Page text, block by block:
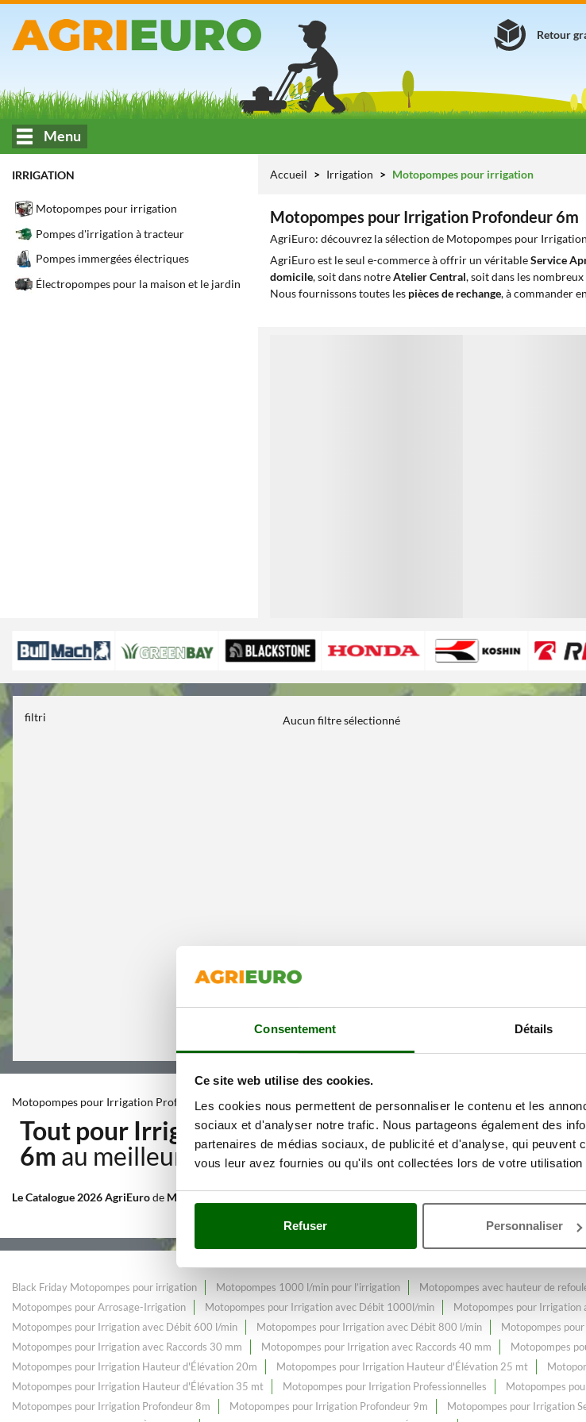
Consentement Détails
Ce site web utilise des cookies.
Les cookies nous permettent de personnaliser le contenu et les
sociaux et d'analyser notre trafic. Nous partageons également des
partenaires de médias sociaux, de publicité et d'analyse, qui
vous leur avez fournies ou qu'ils ont collectées lors de votre
Refuser Personnaliser
Retour
Menu
IRRIGATION
Motopompes pour irrigation
Pompes d'irrigation à tracteur
Pompes immergées électriques
Électropompes pour la maison et le jardin
Accueil Irrigation Motopompes pour irrigation
Motopompes pour Irrigation Profondeur 6m
AgriEuro: découvrez la sélection de Motopompes pour
AgriEuro est le seul e-commerce à offrir un véritableService
domicile, soit dans notreAtelier Central, soit dans les nombreux
Nous fournissons toutes les pièces de rechange, à commander
filtri Aucun filtre sélectionné
Motopompes pour Irrigation Profondeur 6m
Tout pour IrrigationAvec une gamme de plus de
6m au meilleur prix web.
Le Catalogue 2026 AgriEurode Motopompes pour Irrigation Profondeur 6m
Black Friday Motopompes pour irrigation Motopompes 1000 l/min pour l’irrigation Motopompes avec hauteur de
Motopompes pour Arrosage-Irrigation
Motopompes pour Irrigation avec Débit 1000l/min Motopompes pour Irrigation
Motopompes pour Irrigation avec Débit 600 l/min
Motopompes pour Irrigation avec Débit 800 l/min Motopompes
Motopompes pour Irrigation avec Raccords 30 mm
Motopompes pour Irrigation avec Raccords 40 mm Motopompes
Motopompes pour Irrigation Hauteur d'Élévation 20m
Motopompes pour Irrigation Hauteur d'Élévation 25 mt
Motopompes pour Irrigation Hauteur d'Élévation 35 mt
Motopompes pour Irrigation Professionnelles Motopompes
Motopompes pour Irrigation Profondeur 8m
Motopompes pour Irrigation Profondeur 9m Motopompes pour Irrigation